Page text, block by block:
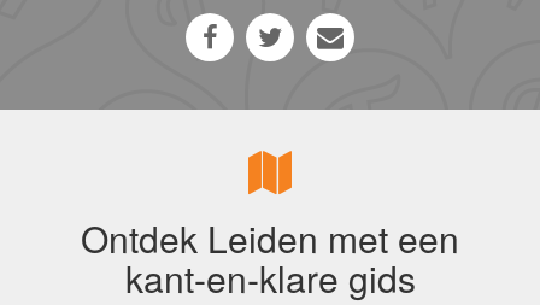
Ontdek Leiden met een
kant-en-klare gids